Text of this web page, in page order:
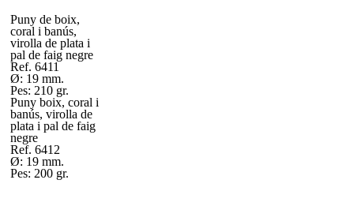
Puny de boix,
coral i banús,
virolla de plata i
pal de faig negre
Ref. 6411
Ø: 19 mm.
Pes: 210 gr.
Puny boix, coral i
banús, virolla de
plata i pal de faig
negre
Ref. 6412
Ø: 19 mm.
Pes: 200 gr.